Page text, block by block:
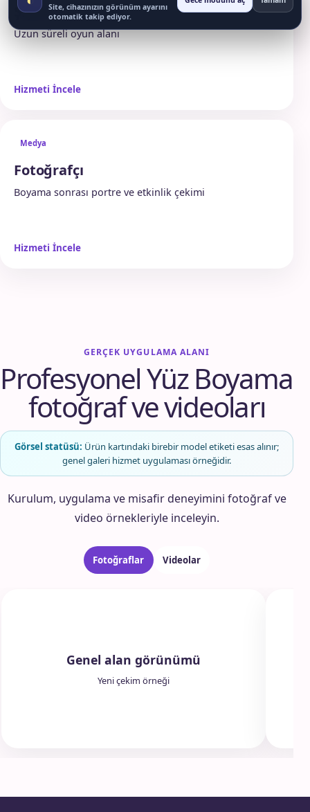
Şişme oyun parkı
Uzun süreli oyun alanı
Hizmeti İncele
Medya
Fotoğrafçı
Boyama sonrası portre ve etkinlik çekimi
Hizmeti İncele
GERÇEK UYGULAMA ALANI
Profesyonel Yüz Boyama
fotoğraf ve videoları
Görsel statüsü: Ürün kartındaki birebir model etiketi esas alınır;
genel galeri hizmet uygulaması örneğidir.
Kurulum, uygulama ve misafir deneyimini fotoğraf ve
video örnekleriyle inceleyin.
Fotoğraflar Videolar
Genel alan görünümü
Yeni çekim örneği
Site, cihazınızın görünüm ayarını
otomatik takip ediyor.